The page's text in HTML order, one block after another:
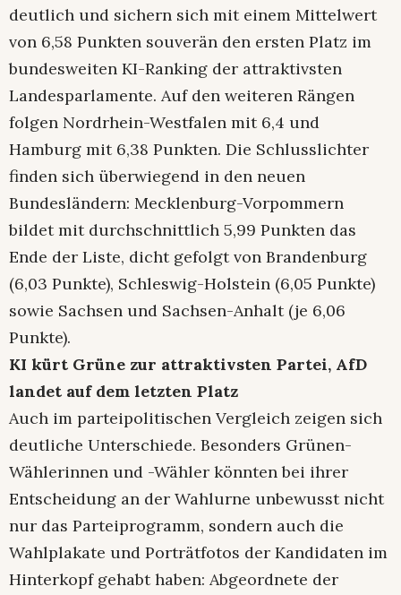
deutlich und sichern sich mit einem Mittelwert
von 6,58 Punkten souverän den ersten Platz im
bundesweiten KI-Ranking der attraktivsten
Landesparlamente. Auf den weiteren Rängen
folgen Nordrhein-Westfalen mit 6,4 und
Hamburg mit 6,38 Punkten. Die Schlusslichter
finden sich überwiegend in den neuen
Bundesländern: Mecklenburg-Vorpommern
bildet mit durchschnittlich 5,99 Punkten das
Ende der Liste, dicht gefolgt von Brandenburg
(6,03 Punkte), Schleswig-Holstein (6,05 Punkte)
sowie Sachsen und Sachsen-Anhalt (je 6,06
Punkte).
KI kürt Grüne zur attraktivsten Partei, AfD
landet auf dem letzten Platz
Auch im parteipolitischen Vergleich zeigen sich
deutliche Unterschiede. Besonders Grünen-
Wählerinnen und -Wähler könnten bei ihrer
Entscheidung an der Wahlurne unbewusst nicht
nur das Parteiprogramm, sondern auch die
Wahlplakate und Porträtfotos der Kandidaten im
Hinterkopf gehabt haben: Abgeordnete der